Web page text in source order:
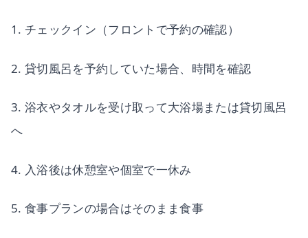
1. チェックイン（フロントで予約の確認）
2. 貸切風呂を予約していた場合、時間を確認
3. 浴衣やタオルを受け取って大浴場または貸切風呂
へ
4. 入浴後は休憩室や個室で一休み
5. 食事プランの場合はそのまま食事